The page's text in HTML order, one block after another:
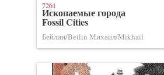
Ископаемые города
Fossil Cities
Бейлин/Beilin Михаил/Mikhail
7261